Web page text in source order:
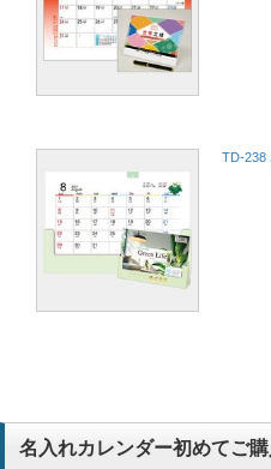
TD-238
名入れカレンダー初めてご